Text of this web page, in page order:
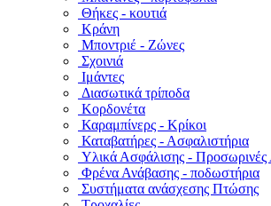
Θήκες - κουτιά
Κράνη
Μποντριέ - Ζώνες
Σχοινιά
Ιμάντες
Διασωτικά τρίποδα
Κορδονέτα
Καραμπίνερς - Κρίκοι
Καταβατήρες - Ασφαλιστήρια
Υλικά Ασφάλισης - Προσωρινές
Φρένα Ανάβασης - ποδωστήρια
Συστήματα ανάσχεσης Πτώσης